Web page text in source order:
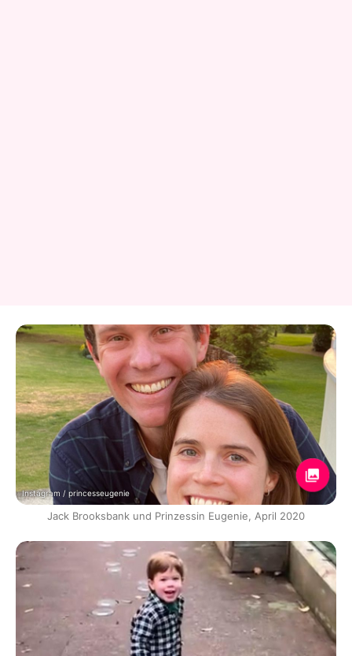
Instagram / princesseugenie
Jack Brooksbank und Prinzessin Eugenie, April 2020